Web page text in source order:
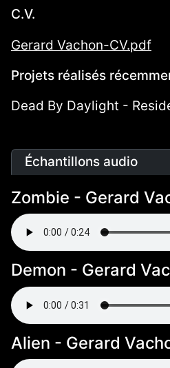
C.V.
Gerard Vachon-CV.pdf
Projets réalisés
Dead By Daylight -
Échantillons audio
Zombie - Gerard
Demon - Gerard
Alien - Gerard